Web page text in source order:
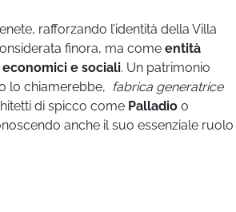
rafforzando l’identità della Villa
finora, ma come entità
e sociali. Un patrimonio
lo chiamerebbe, fabrica generatrice
di spicco come Palladio o
anche il suo essenziale ruolo